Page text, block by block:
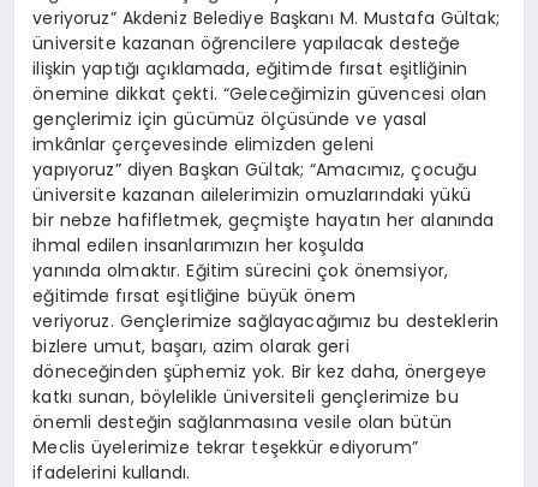
veriyoruz” Akdeniz Belediye Başkanı M. Mustafa Gültak;
üniversite kazanan öğrencilere yapılacak desteğe
ilişkin yaptığı açıklamada, eğitimde fırsat eşitliğinin
önemine dikkat çekti. “Geleceğimizin güvencesi olan
gençlerimiz için gücümüz ölçüsünde ve yasal
imkânlar çerçevesinde elimizden geleni
yapıyoruz” diyen Başkan Gültak; “Amacımız, çocuğu
üniversite kazanan ailelerimizin omuzlarındaki yükü
bir nebze hafifletmek, geçmişte hayatın her alanında
ihmal edilen insanlarımızın her koşulda
yanında olmaktır. Eğitim sürecini çok önemsiyor,
eğitimde fırsat eşitliğine büyük önem
veriyoruz. Gençlerimize sağlayacağımız bu desteklerin
bizlere umut, başarı, azim olarak geri
döneceğinden şüphemiz yok. Bir kez daha, önergeye
katkı sunan, böylelikle üniversiteli gençlerimize bu
önemli desteğin sağlanmasına vesile olan bütün
Meclis üyelerimize tekrar teşekkür ediyorum”
ifadelerini kullandı.